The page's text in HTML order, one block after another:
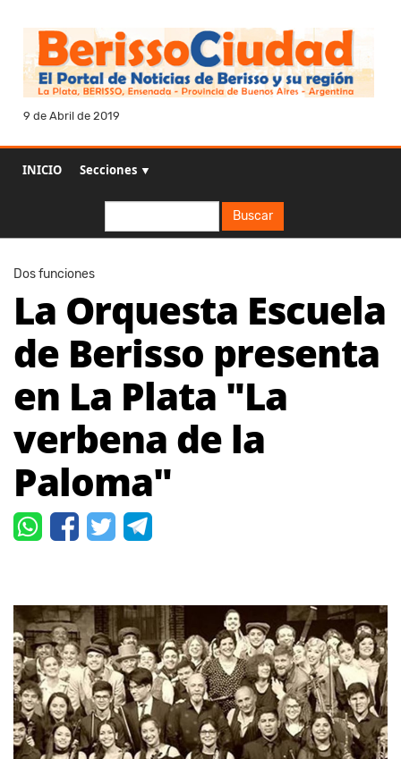
9 de Abril de 2019
INICIO Secciones ▼
Buscar
Dos funciones
La Orquesta Escuela
de Berisso presenta
en La Plata "La
verbena de la
Paloma"